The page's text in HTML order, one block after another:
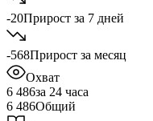
-20Прирост за 7 дней
-568Прирост за месяц
Охват
6 486за 24 часа
6 486Общий